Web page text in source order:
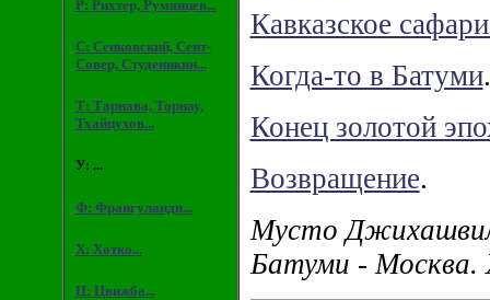
Р: Рихтер, Румянцев...
С: Сенковский, Сент-
Совер, Студеникин...
Т: Тарнава, Торнау,
Тхайцухов...
У: ...
Ф: Франгуланди...
Х: Хотко...
Ц: Цвижба...
Кавказское
Когда-то в Батуми.
Конец золотой
Возвращение.
Мусто
Батуми -